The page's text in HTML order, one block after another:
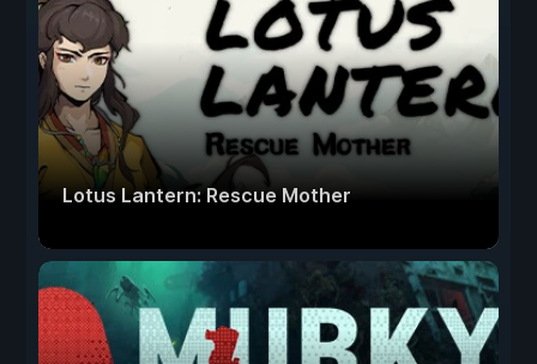
Lotus Lantern: Rescue Mother